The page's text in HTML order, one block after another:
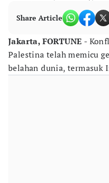
Share Article
Jakarta, FORTUNE -
Palestina telah memicu
belahan dunia, termasuk